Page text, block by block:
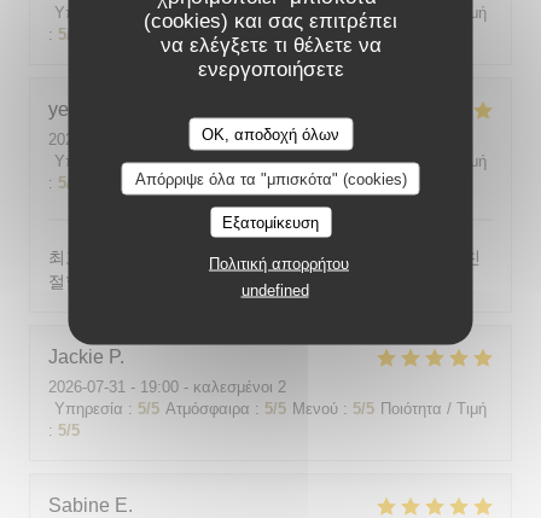
(cookies) και σας επιτρέπει
να ελέγξετε τι θέλετε να
ενεργοποιήσετε
OK, αποδοχή όλων
Απόρριψε όλα τα "μπισκότα" (cookies)
Εξατομίκευση
Πολιτική απορρήτου
undefined
Υπηρεσία
5/5 Ατμόσφαιρα: 5/5 Μενού: 5/5 Ποιότητα / Τιμή
: 5/5
yeonghun
2026-08-03
- 19:00 - καλεσμένοι 4
Υπηρεσία: 5/5 Ατμόσφαιρα: 5/5 Μενού: 5/5 Ποιότητα / Τιμή
: 5/5
최고의 분위기, 최고의 맛, 프랑스어가 서툴지만 서버가 친
절함
Jackie P
2026-07-31 - 19:00 - καλεσμένοι 2
Υπηρεσία : 5/5 Ατμόσφαιρα : 5/5 Μενού : 5/5 Ποιότητα / Τιμή
: 5/5
Sabine E